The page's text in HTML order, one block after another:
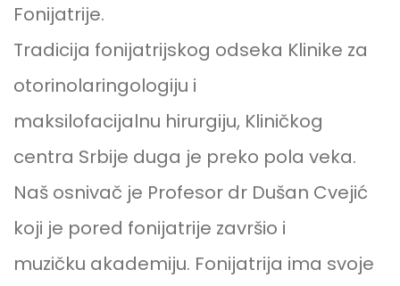
Fonijatrije.
Tradicija fonijatrijskog odseka Klinike za
otorinolaringologiju i
maksilofacijalnu hirurgiju, Kliničkog
centra Srbije duga je preko pola veka.
Naš osnivač je Profesor dr Dušan Cvejić
koji je pored fonijatrije završio i
muzičku akademiju. Fonijatrija ima svoje